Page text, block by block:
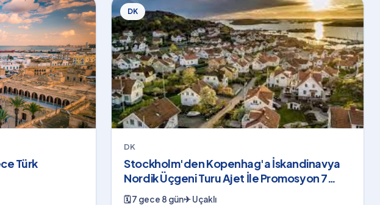
Türk
DK
DK
Stockholm'den Kopenhag'a İskandinavya
Nordik Üçgeni Turu Ajet İle Promosyon 7
Gece 8 Gün 2026
🗓7 gece 8 gün✈Uçaklı